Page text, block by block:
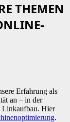
THEMEN
Erfahrung als
an – in der
Linkaufbau. Hier
.